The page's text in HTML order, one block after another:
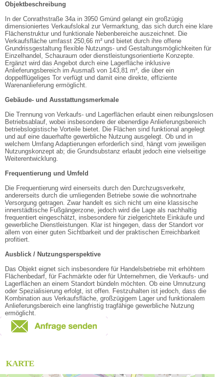
Objektbeschreibung
In der Conrathstraße 34a in 3950 Gmünd gelangt ein großzügig
dimensioniertes Verkaufslokal zur Vermarktung, das sich durch eine klare
Flächenstruktur und funktionale Nebenbereiche auszeichnet. Die
Verkaufsfläche umfasst 250,66 m² und bietet durch ihre offene
Grundrissgestaltung flexible Nutzungs- und Gestaltungsmöglichkeiten für
Einzelhandel, Schauraum oder dienstleistungsorientierte Konzepte.
Ergänzt wird das Angebot durch eine Lagerfläche inklusive
Anlieferungsbereich im Ausmaß von 143,81 m², die über ein
doppelflügeliges Tor verfügt und damit eine direkte, effiziente
Warenanlieferung ermöglicht.
Gebäude- und Ausstattungsmerkmale
Die Trennung von Verkaufs- und Lagerflächen erlaubt einen reibungslosen
Betriebsablauf, wobei insbesondere der ebenerdige Anlieferungsbereich
betriebslogistische Vorteile bietet. Die Flächen sind funktional angelegt
und auf eine dauerhafte gewerbliche Nutzung ausgelegt. Ob und in
welchem Umfang Adaptierungen erforderlich sind, hängt vom jeweiligen
Nutzungskonzept ab; die Grundsubstanz erlaubt jedoch eine vielseitige
Weiterentwicklung.
Frequentierung und Umfeld
Die Frequentierung wird einerseits durch den Durchzugsverkehr,
andererseits durch die umliegenden Betriebe sowie die wohnortnahe
Versorgung getragen. Zwar handelt es sich nicht um eine klassische
innerstädtische Fußgängerzone, jedoch wird die Lage als nachhaltig
frequentiert eingeschätzt, insbesondere für zielgerichtete Einkäufe und
gewerbliche Dienstleistungen. Klar ist hingegen, dass der Standort vor
allem von einer guten Sichtbarkeit und der praktischen Erreichbarkeit
profitiert.
Ausblick / Nutzungsperspektive
Das Objekt eignet sich insbesondere für Handelsbetriebe mit erhöhtem
Flächenbedarf, für Fachmärkte oder für Unternehmen, die Verkaufs- und
Lagerflächen an einem Standort bündeln möchten. Ob eine Umnutzung
oder Spezialisierung erfolgt, ist offen. Festzuhalten ist jedoch, dass die
Kombination aus Verkaufsfläche, großzügigem Lager und funktionalem
Anlieferungsbereich eine langfristig tragfähige gewerbliche Nutzung
ermöglicht.
KARTE